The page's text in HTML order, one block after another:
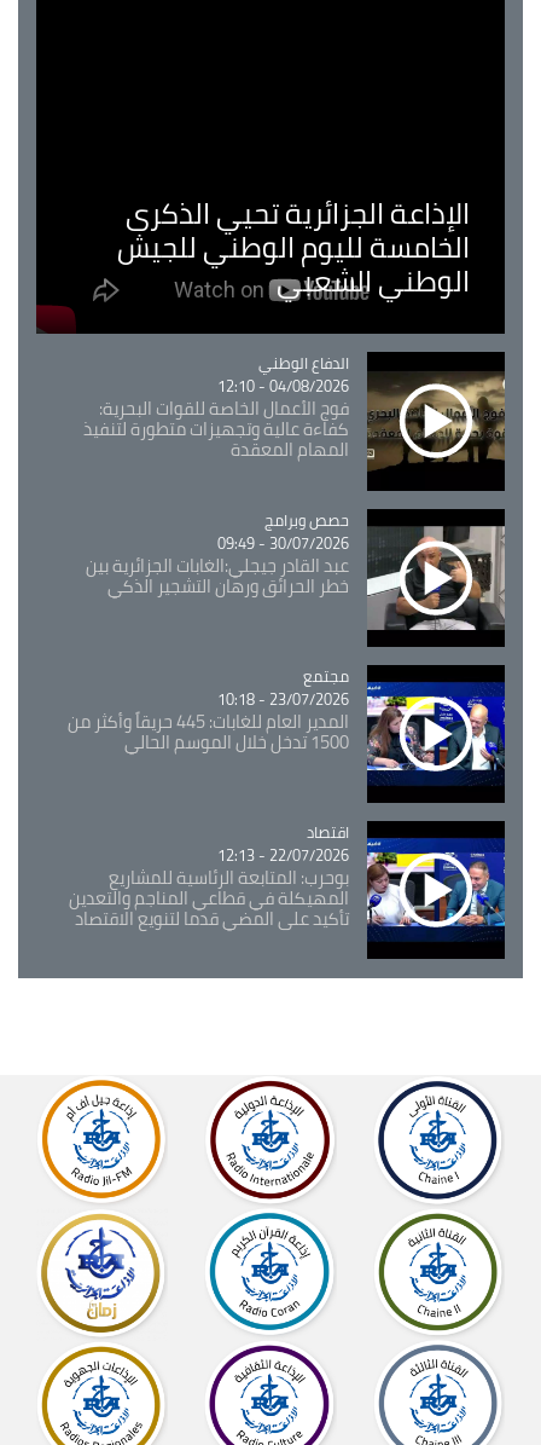
الإذاعة الجزائرية تحيي الذكرى
الخامسة لليوم الوطني للجيش
الوطني الشعبي
Catégorie
الدفاع الوطني
04/08/2026 - 12:10
فوج الأعمال الخاصة للقوات البحرية:
كفاءة عالية وتجهيزات متطورة لتنفيذ
المهام المعقدة
Catégorie
حصص وبرامج
30/07/2026 - 09:49
عبد القادر جيجلي:الغابات الجزائرية بين
خطر الحرائق ورهان التشجير الذكي
Catégorie
مجتمع
23/07/2026 - 10:18
المدير العام للغابات: 445 حريقاً وأكثر من
1500 تدخل خلال الموسم الحالي
Catégorie
اقتصاد
22/07/2026 - 12:13
بوحرب: المتابعة الرئاسية للمشاريع
المهيكلة في قطاعي المناجم والتعدين
تأكيد على المضي قدما لتنويع الاقتصاد